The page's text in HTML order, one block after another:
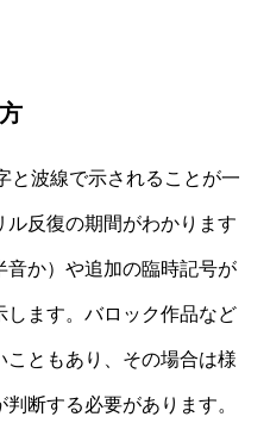
と波線で示されることが一
反復の期間がわかります
音か）や追加の臨時記号が
ます。バロック作品など
ともあり、その場合は様
断する必要があります。